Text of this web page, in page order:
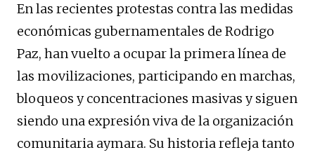
En las recientes protestas contra las medidas
económicas gubernamentales de Rodrigo
Paz, han vuelto a ocupar la primera línea de
las movilizaciones, participando en marchas,
bloqueos y concentraciones masivas y siguen
siendo una expresión viva de la organización
comunitaria aymara. Su historia refleja tanto